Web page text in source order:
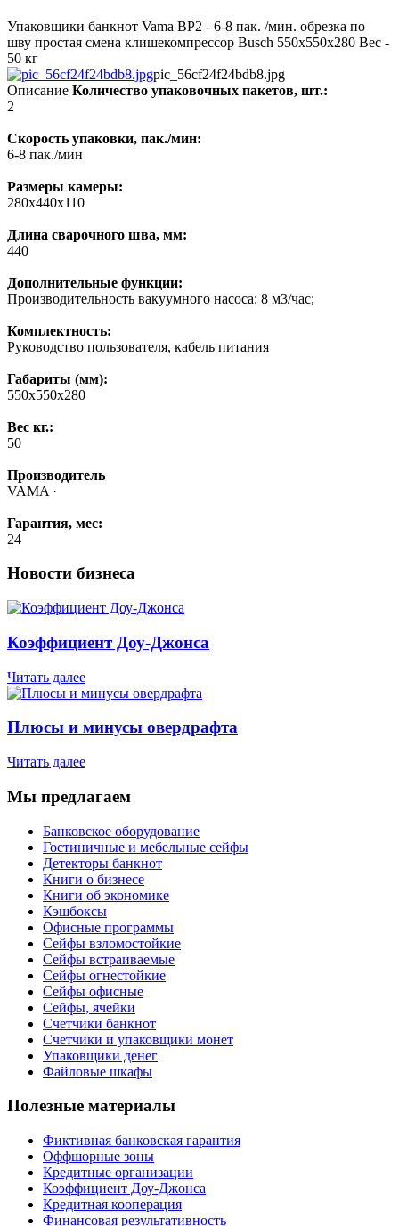
Упаковщики банкнот Vama BP2 - 6-8 пак. /мин. обрезка по
шву простая смена клишекомпрессор Busch 550х550х280 Вес -
50 кг
pic_56cf24f24bdb8.jpg
Описание Количество упаковочных пакетов, шт.:
2
Скорость упаковки, пак./мин:
6-8 пак./мин
Размеры камеры:
280х440х110
Длина сварочного шва, мм:
440
Дополнительные функции:
Производительность вакуумного насоса: 8 м3/час;
Комплектность:
Руководство пользователя, кабель питания
Габариты (мм):
550х550х280
Вес кг.:
50
Производитель
VAMA ·
Гарантия, мес:
24
Новости бизнеса
Коэффициент Доу-Джонса
Читать далее
Плюсы и минусы овердрафта
Читать далее
Мы предлагаем
Банковское оборудование
Гостиничные и мебельные сейфы
Детекторы банкнот
Книги о бизнесе
Книги об экономике
Кэшбоксы
Офисные программы
Сейфы взломостойкие
Сейфы встраиваемые
Сейфы огнестойкие
Сейфы офисные
Сейфы, ячейки
Счетчики банкнот
Счетчики и упаковщики монет
Упаковщики денег
Файловые шкафы
Полезные материалы
Фиктивная банковская гарантия
Оффшорные зоны
Кредитные организации
Коэффициент Доу-Джонса
Кредитная кооперация
Финансовая результативность